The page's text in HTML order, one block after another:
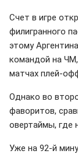
Счет в игре
филигранного
этому
командой на
матчах плей-
Однако во
фаворитов,
овертаймы, где
Уже на 92-й